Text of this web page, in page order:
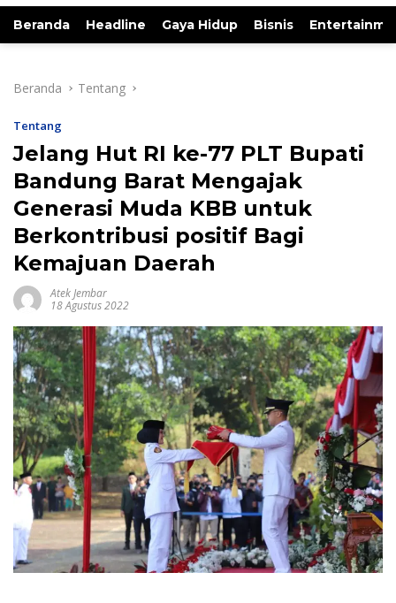
Beranda Headline Gaya Hidup Bisnis
Beranda Tentang
Tentang
Jelang Hut RI ke-77 PLT Bupati
Bandung Barat Mengajak
Generasi Muda KBB untuk
Berkontribusi positif Bagi
Kemajuan Daerah
Atek Jembar
18 Agustus 2022